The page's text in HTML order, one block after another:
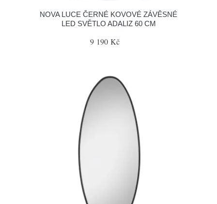
NOVA LUCE ČERNÉ KOVOVÉ ZÁVĚSNÉ
LED SVĚTLO ADALIZ 60 CM
9 190 Kč